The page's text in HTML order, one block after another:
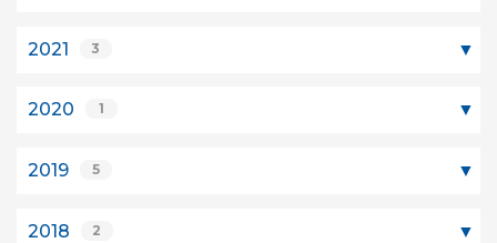
2021 3
2020 1
2019 5
2018 2